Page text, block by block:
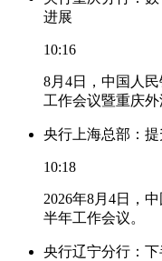
进展
10:16
8月4日，中国人
工作会议暨重庆外
央行上海总部：提
10:18
2026年8月4日，
半年工作会议。
央行辽宁分行：